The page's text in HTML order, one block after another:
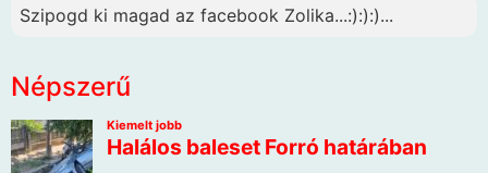
Szipogd ki magad az facebook Zolika...:):):)...
Népszerű